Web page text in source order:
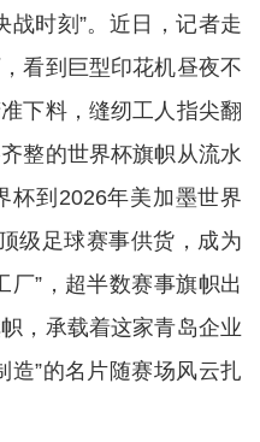
战时刻”。近日，记者走
看到巨型印花机昼夜不
下料，缝纫工人指尖翻
整的世界杯旗帜从流水
杯到2026年美加墨世界
级足球赛事供货，成为
厂”，超半数赛事旗帜出
，承载着这家青岛企业
造”的名片随赛场风云扎